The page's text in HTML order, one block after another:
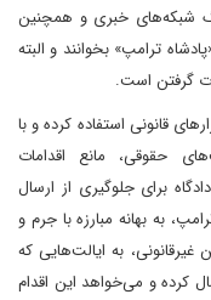
شبکه‌های خبری و همچنین
ترامپ» بخوانند و البته
گرفتن است.
قانونی استفاده کرده و با
حقوقی، مانع اقدامات
برای جلوگیری از ارسال
به بهانه مبارزه با جرم و
به ایالت‌هایی که
کرده و می‌خواهد این اقدام